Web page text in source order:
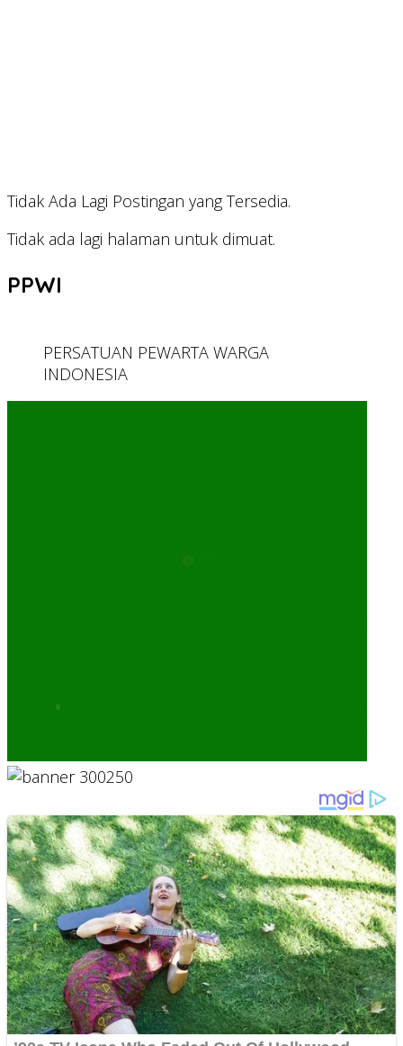
Tidak Ada Lagi Postingan yang Tersedia.
Tidak ada lagi halaman untuk dimuat.
PPWI
PERSATUAN PEWARTA WARGA
INDONESIA